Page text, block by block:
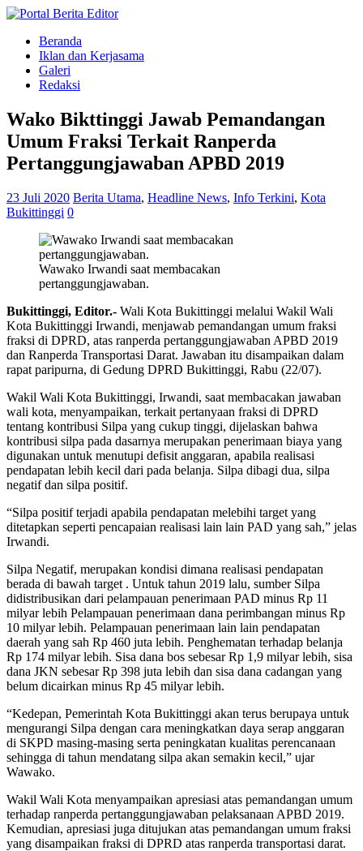
Beranda
Iklan dan Kerjasama
Galeri
Redaksi
Wako Bikttinggi Jawab Pemandangan
Umum Fraksi Terkait Ranperda
Pertanggungjawaban APBD 2019
23 Juli 2020 Berita Utama, Headline News, Info Terkini, Kota
Bukittinggi 0
Wawako Irwandi saat membacakan
pertanggungjawaban.
Bukittinggi, Editor.- Wali Kota Bukittinggi melalui Wakil Wali
Kota Bukittinggi Irwandi, menjawab pemandangan umum fraksi
fraksi di DPRD, atas ranperda pertanggungjawaban APBD 2019
dan Ranperda Transportasi Darat. Jawaban itu disampaikan dalam
rapat paripurna, di Gedung DPRD Bukittinggi, Rabu (22/07).
Wakil Wali Kota Bukittinggi, Irwandi, saat membacakan jawaban
wali kota, menyampaikan, terkait pertanyaan fraksi di DPRD
tentang kontribusi Silpa yang cukup tinggi, dijelaskan bahwa
kontribusi silpa pada dasarnya merupakan penerimaan biaya yang
digunakan untuk menutupi defisit anggaran, apabila realisasi
pendapatan lebih kecil dari pada belanja. Silpa dibagi dua, silpa
negatif dan silpa positif.
“Silpa positif terjadi apabila pendapatan melebihi target yang
ditetapkan seperti pencapaian realisasi lain lain PAD yang sah,” jelas
Irwandi.
Silpa Negatif, merupakan kondisi dimana realisasi pendapatan
berada di bawah target . Untuk tahun 2019 lalu, sumber Silpa
didistribusikan dari pelampauan penerimaan PAD minus Rp 11
milyar lebih Pelampauan penerimaan dana perimbangan minus Rp
10 milyar lebih. Pelampauan penerimaan lain lain pendapatan
daerah yang sah Rp 460 juta lebih. Penghematan terhadap belanja
Rp 174 milyar lebih. Sisa dana bos sebesar Rp 1,9 milyar lebih, sisa
dana JKN sebesar Rp 398 juta lebih dan sisa dana cadangan yang
belum dicairkan minus Rp 45 milyar lebih.
“Kedepan, Pemerintah Kota Bukittinggi akan terus berupaya untuk
mengurangi Silpa dengan cara meningkatkan daya serap anggaran
di SKPD masing-masing serta peningkatan kualitas perencanaan
sehingga di tahun mendatang silpa akan semakin kecil,” ujar
Wawako.
Wakil Wali Kota menyampaikan apresiasi atas pemandangan umum
terhadap ranperda pertanggungjawaban pelaksanaan APBD 2019.
Kemudian, apresiasi juga ditujukan atas pemandangan umum fraksi
yang disampaikan fraksi di DPRD atas ranperda transportasi darat.